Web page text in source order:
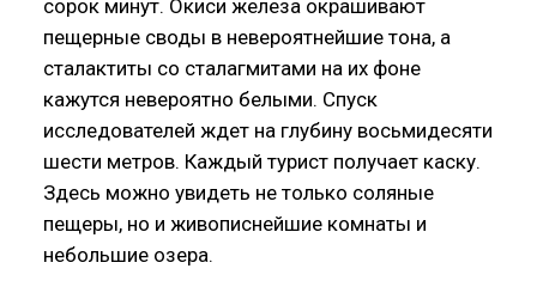
сорок минут. Окиси железа окрашивают
пещерные своды в невероятнейшие тона, а
сталактиты со сталагмитами на их фоне
кажутся невероятно белыми. Спуск
исследователей ждет на глубину восьмидесяти
шести метров. Каждый турист получает каску.
Здесь можно увидеть не только соляные
пещеры, но и живописнейшие комнаты и
небольшие озера.